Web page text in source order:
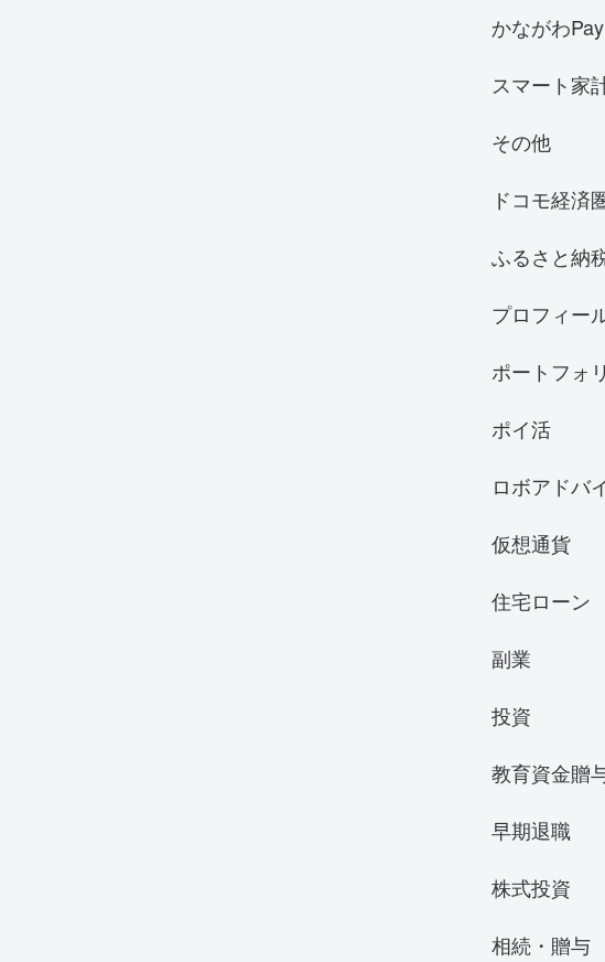
かながわ
スマート家
その他
ドコモ経済
ふるさと納
プロフィー
ポートフォ
ポイ活
ロボアドバ
仮想通貨
住宅ローン
副業
投資
教育資金贈
早期退職
株式投資
相続・贈与